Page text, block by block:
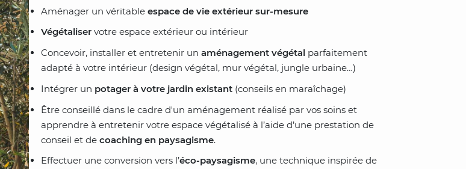
Aménager un véritableespace de vie extérieur sur-mesure
Végétaliser votre espace extérieur ou intérieur
Concevoir, installer et entretenir unaménagement végétal parfaitement
adapté à votre intérieur (design végétal, mur végétal, jungle urbaine…)
Intégrer un potager à votre jardin existant (conseils en maraîchage)
Être conseillé dans le cadre d'un aménagement réalisé par vos soins et
apprendre à entretenir votre espace végétalisé à l’aide d’une prestation de
conseil et decoaching en paysagisme.
Effectuer une conversion vers l’éco-paysagisme, une technique inspirée de